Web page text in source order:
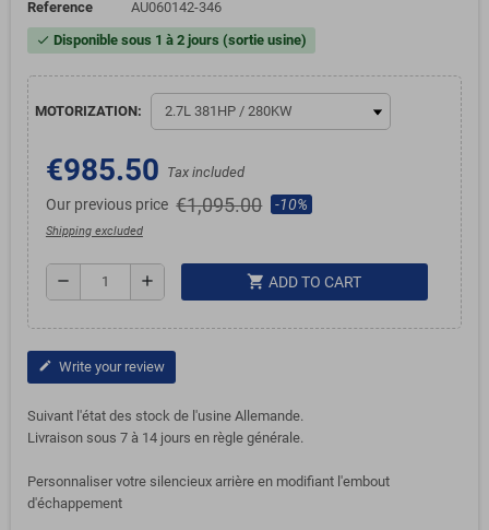
Reference
AU060142-346
check Disponible sous 1 à 2 jours (sortie usine)
MOTORIZATION:
€985.50 Tax included
Our previous price €1,095.00 -10%
Shipping excluded
remove add shopping_cart ADD TO CART
edit Write your review
Suivant l'état des stock de l'usine Allemande.
Livraison sous 7 à 14 jours en règle générale.
Personnaliser votre silencieux arrière en modifiant l'embout
d'échappement